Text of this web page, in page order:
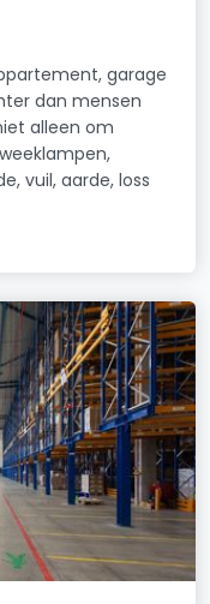
garage
dan mensen
alleen om
vuil, aarde, loss